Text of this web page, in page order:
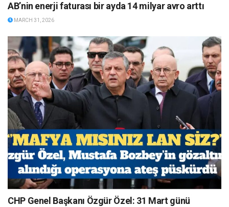
AB’nin enerji faturası bir ayda 14 milyar avro arttı
MARCH 31, 2026
CHP Genel Başkanı Özgür Özel: 31 Mart günü